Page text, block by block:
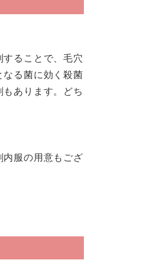
ることで、毛穴
る菌に効く殺菌
あります。どち
服の用意もござ